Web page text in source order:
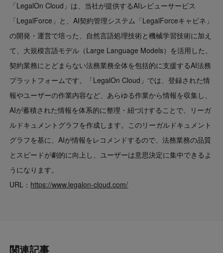
「LegalOn Cloud」は、当社が提供するAIレビューサービス
「LegalForce」と、AI契約管理システム「LegalForceキャビネ」
の開発・運営で培った、自然言語処理技術と機械学習技術に加え
て、大規模言語モデル（Large Language Models）を活用した、
契約業務にとどまらない法務業務全体を包括的に支援するAI法務
プラットフォームです。「LegalOn Cloud」では、登録された情
報やユーザーの作業内容など、あらゆる作業から情報を収集し、
AIが蓄積された情報を体系的に整理・紐づけすることで、リーガ
ルドキュメントグラフを作成します。このリーガルドキュメント
グラフを基に、AIが情報をレコメンドするので、法務業務の品質
とスピードが劇的に向上し、ユーザーは意思決定に集中できるよ
うになります。
URL： https://www.legalon-cloud.com/
関連記事